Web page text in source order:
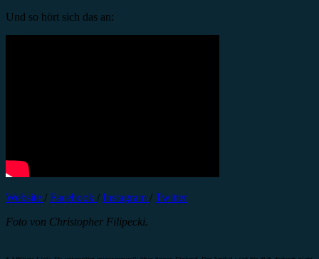
Und so hört sich das an:
Website / Facebook / Instagram / Twitter
Foto von Christopher Filipecki.